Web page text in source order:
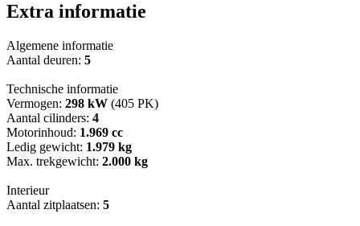
Extra informatie
Algemene informatie
Aantal deuren: 5
Technische informatie
Vermogen: 298 kW (405 PK)
Aantal cilinders: 4
Motorinhoud: 1.969 cc
Ledig gewicht: 1.979 kg
Max. trekgewicht: 2.000 kg
Interieur
Aantal zitplaatsen: 5